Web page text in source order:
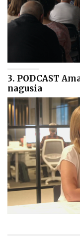
3. PODCAST
nagusia